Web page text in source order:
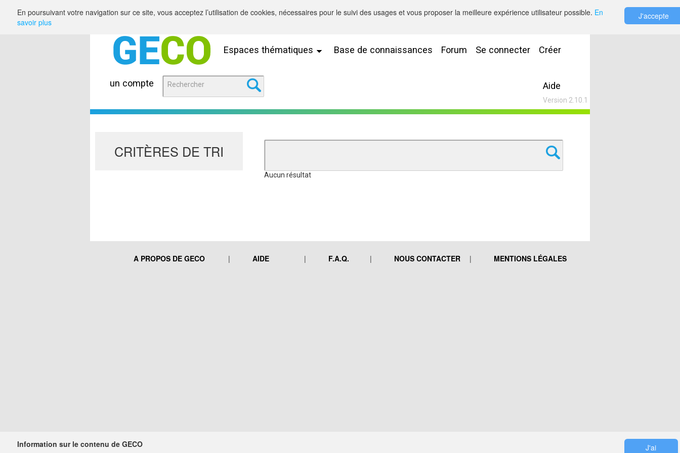
Espaces thématiques Base de connaissances Forum Se connecter Créer
un compte Aide
Version 2.10.1
CRITÈRES DE TRI
Aucun résultat
A PROPOS DE GECO AIDE F.A.Q. NOUS CONTACTER MENTIONS LÉGALES
En poursuivant votre navigation sur ce site, vous acceptez l’utilisation de cookies, nécessaires pour le suivi des usages et vous proposer la meilleure expérience utilisateur possible. En
savoir plus
J'accepte
Information sur le contenu de GECO
J'ai